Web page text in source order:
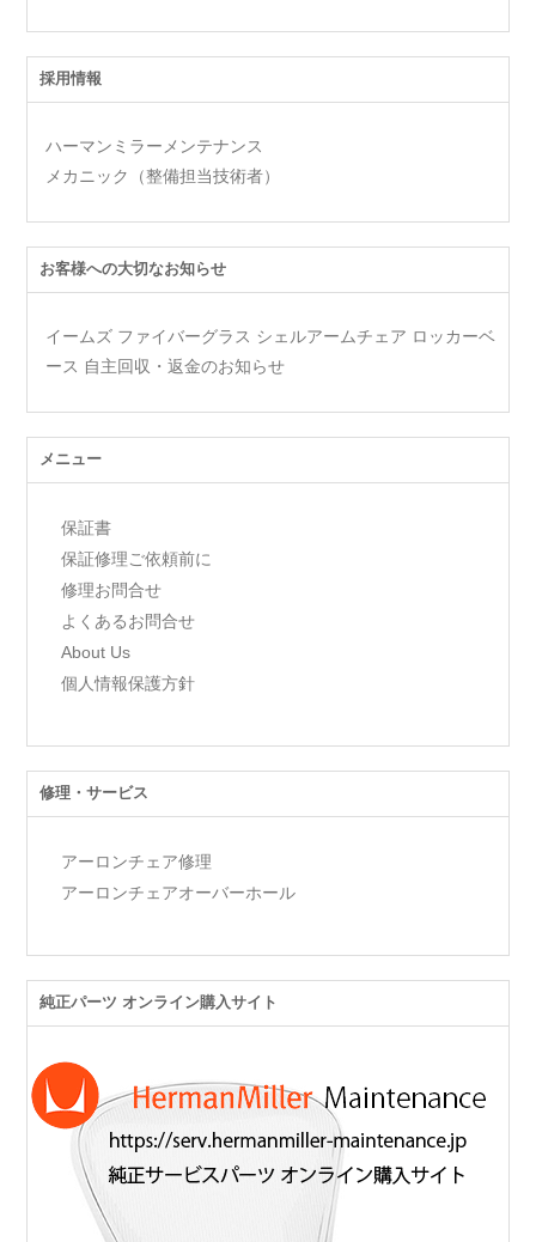
採用情報
ハーマンミラーメンテナンス
メカニック（整備担当技術者）
お客様への大切なお知らせ
イームズ ファイバーグラス シェルアームチェア ロッカーベ
ース 自主回収・返金のお知らせ
メニュー
保証書
保証修理ご依頼前に
修理お問合せ
よくあるお問合せ
About Us
個人情報保護方針
修理・サービス
アーロンチェア修理
アーロンチェアオーバーホール
純正パーツ オンライン購入サイト